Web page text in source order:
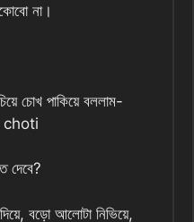
না।
চোখ পাকিয়ে বললাম-
choti
দেবে?
বড়ো আলোটা নিভিয়ে,